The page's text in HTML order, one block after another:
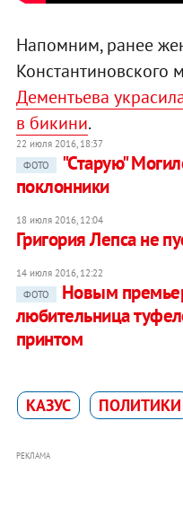
Напомним, ранее
Константиновского
Дементьева
в бикини.
22 июля 2016, 18:37
ФОТО
"Старую"
поклонники
18 июля 2016, 12:04
Григория Лепса не
14 июля 2016, 12:22
ФОТО
Новым
любительница
принтом
КАЗУС ПОЛИТИКИ
РЕКЛАМА